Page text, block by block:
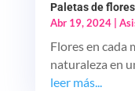
Paletas de flores
Abr 19, 2024|
Flores en cada
naturaleza en
leer más...